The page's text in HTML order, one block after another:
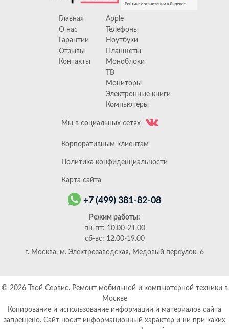
Главная
О нас
Гарантии
Отзывы
Контакты
Apple
Телефоны
Ноутбуки
Планшеты
Моноблоки
ТВ
Мониторы
Электронные книги
Компьютеры
Мы в социальных сетях
Корпоративным клиентам
Политика конфиденциальности
Карта сайта
+7 (499) 381-82-08
Режим работы:
пн-пт: 10.00-21.00
сб-вс: 12.00-19.00
г. Москва, м. Электрозаводская, Медовый переулок, 6
© 2026
Твой Сервис. Ремонт мобильной и компьютерной техники в
Москве
Копирование и использование информации и материалов сайта
запрещено. Сайт носит информационный характер и ни при каких